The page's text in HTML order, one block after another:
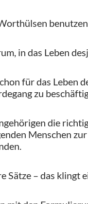
in das Leben
für das Leben
zu
die
Menschen
Sätze – das klingt